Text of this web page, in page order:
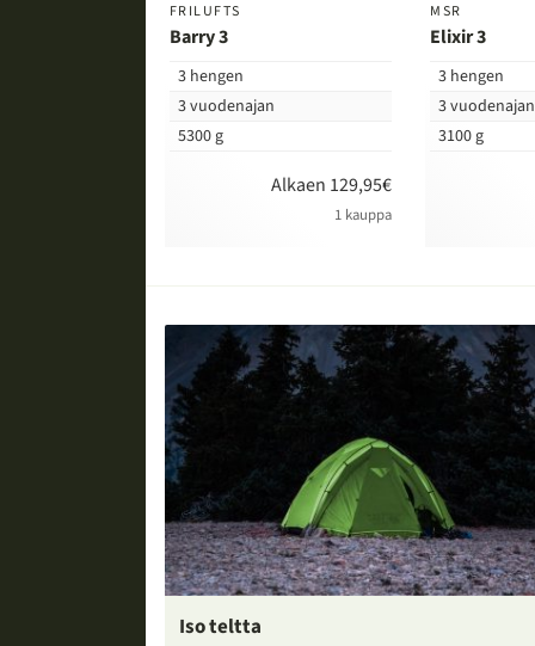
FRILUFTS
Barry 3
3 hengen
3 vuodenajan
5300 g
Alkaen 129,95€
1 kauppa
MSR
Elixir 3
3 hengen
3 vuodenajan
3100 g
Iso teltta